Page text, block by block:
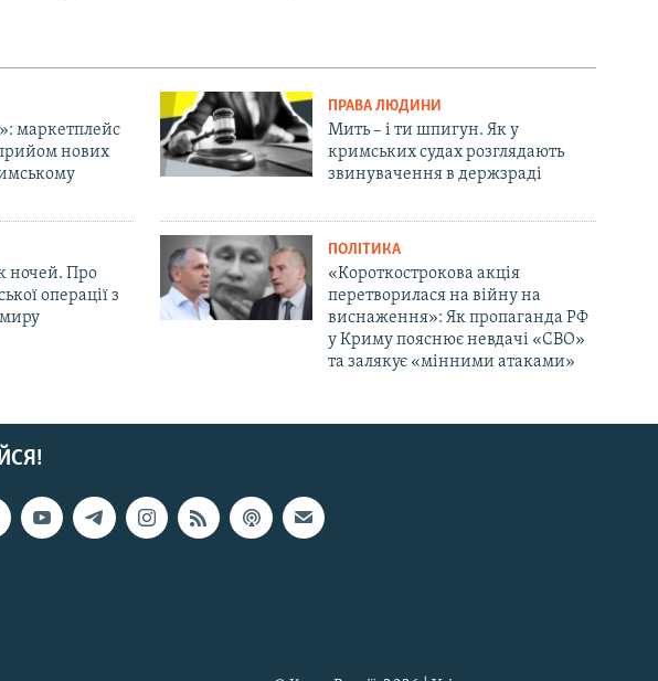
маркетплейс
нових
ПРАВА ЛЮДИНИ
Мить – і ти шпигун. Як у
кримських судах розглядають
звинувачення в держзраді
ночей. Про
операції з
миру
ПОЛІТИКА
«Короткострокова акція
перетворилася на війну на
виснаження»: Як пропаганда РФ
у Криму пояснює невдачі «СВО»
та залякує «мінними атаками»